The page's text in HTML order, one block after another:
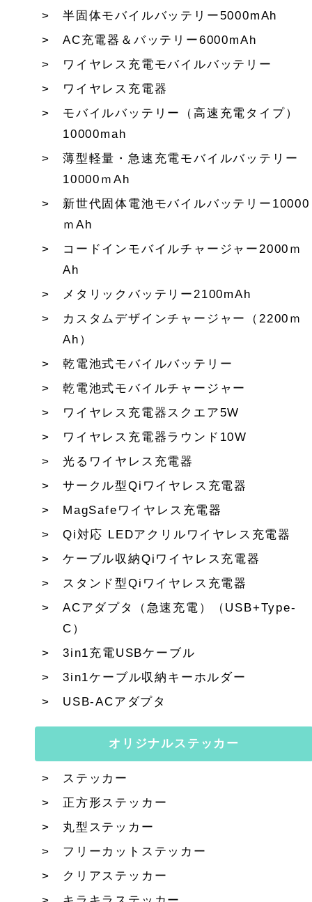
半固体モバイルバッテリー5000mAh
AC充電器＆バッテリー6000mAh
ワイヤレス充電モバイルバッテリー
ワイヤレス充電器
モバイルバッテリー（高速充電タイプ）
10000mah
薄型軽量・急速充電モバイルバッテリー
10000ｍAh
新世代固体電池モバイルバッテリー10000
ｍAh
コードインモバイルチャージャー2000ｍ
Ah
メタリックバッテリー2100mAh
カスタムデザインチャージャー（2200ｍ
Ah）
乾電池式モバイルバッテリー
乾電池式モバイルチャージャー
ワイヤレス充電器スクエア5W
ワイヤレス充電器ラウンド10W
光るワイヤレス充電器
サークル型Qiワイヤレス充電器
MagSafeワイヤレス充電器
Qi対応 LEDアクリルワイヤレス充電器
ケーブル収納Qiワイヤレス充電器
スタンド型Qiワイヤレス充電器
ACアダプタ（急速充電）（USB+Type-
C）
3in1充電USBケーブル
3in1ケーブル収納キーホルダー
USB-ACアダプタ
オリジナルステッカー
ステッカー
正方形ステッカー
丸型ステッカー
フリーカットステッカー
クリアステッカー